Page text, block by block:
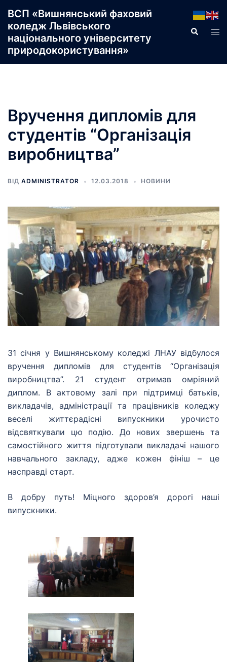
до
вмісту
ВСП «Вишнянський фаховий
коледж Львівського
національного університету
природокористування»
Пошук
Вручення дипломів для
студентів “Організація
виробництва”
ВІД ADMINISTRATOR 12.03.2018 НОВИНИ
31 січня у Вишнянському коледжі ЛНАУ відбулося
вручення дипломів для студентів “Організація
виробництва”. 21 студент отримав омріяний
диплом. В актовому залі при підтримці батьків,
викладачів, адміністрації та працівників коледжу
веселі життєрадісні випускники урочисто
відсвяткували цю подію. До нових звершень та
самостійного життя підготували викладачі нашого
навчального закладу, адже кожен фініш – це
насправді старт.
В добру путь! Міцного здоров’я дорогі наші
випускники.